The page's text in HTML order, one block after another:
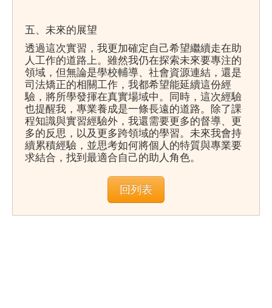
五、未來的展望
透過這次實習，我更加確定自己希望繼續走在助
人工作的道路上。雖然我仍在探索未來要專注的
領域，但無論是學校輔導、社會資源連結，還是
司法矯正的相關工作，我都希望能延續這份經
驗，將所學發揮在真實場域中。同時，這次經驗
也提醒我，專業養成是一條長遠的道路。除了課
程知識與實習經驗外，我還需要更多的督導、更
多的反思，以及更多跨領域的學習。未來我會持
續累積經驗，並思考如何將個人的特質與專業要
求結合，找到最適合自己的助人角色。
回列表